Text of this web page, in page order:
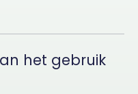
het gebruik